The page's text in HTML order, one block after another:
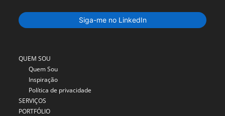
Siga-me no LinkedIn
QUEM SOU
Quem Sou
Inspiração
Política de privacidade
SERVIÇOS
PORTFÓLIO